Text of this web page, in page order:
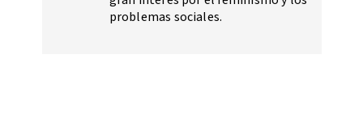
problemas sociales.